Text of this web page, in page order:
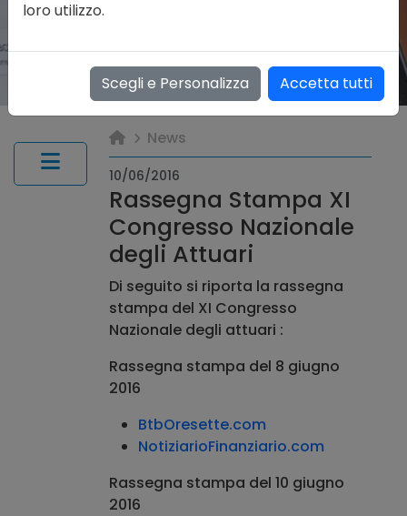
News
10/06/2016
Rassegna Stampa XI
Congresso Nazionale
degli Attuari
Di seguito si riporta la rassegna
stampa del XI Congresso
Nazionale degli attuari :
Rassegna stampa del 8 giugno
2016
BtbOresette.com
NotiziarioFinanziario.com
Rassegna stampa del 10 giugno
2016
loro utilizzo.
Scegli e Personalizza Accetta tutti